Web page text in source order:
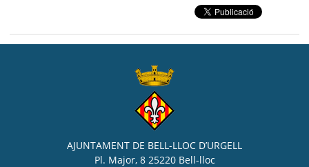
AJUNTAMENT DE BELL-LLOC D’URGELL
Pl. Major, 8 25220 Bell-lloc